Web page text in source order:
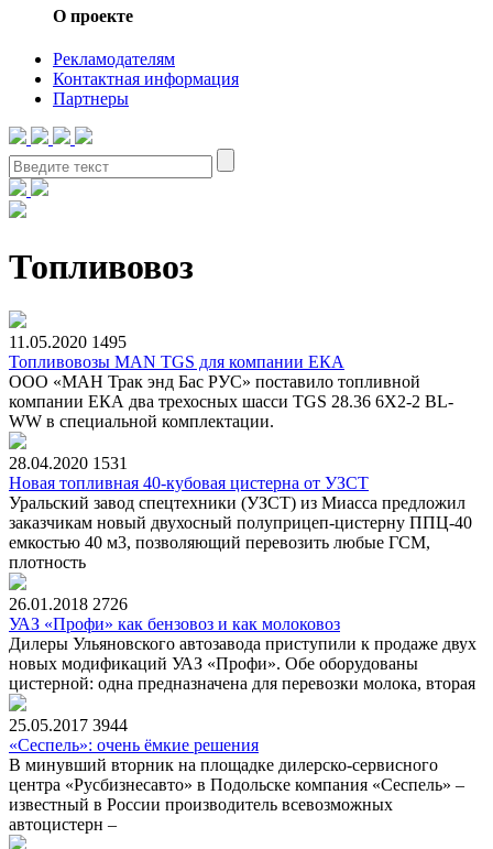
О проекте
Рекламодателям
Контактная информация
Партнеры
Топливовоз
11.05.2020 1495
Топливовозы MAN TGS для компании ЕКА
ООО «МАН Трак энд Бас РУС» поставило топливной
компании ЕКА два трехосных шасси TGS 28.36 6X2-2 BL-
WW в специальной комплектации.
28.04.2020 1531
Новая топливная 40-кубовая цистерна от УЗСТ
Уральский завод спецтехники (УЗСТ) из Миасса предложил
заказчикам новый двухосный полуприцеп-цистерну ППЦ-40
емкостью 40 м3, позволяющий перевозить любые ГСМ,
плотность
26.01.2018 2726
УАЗ «Профи» как бензовоз и как молоковоз
Дилеры Ульяновского автозавода приступили к продаже двух
новых модификаций УАЗ «Профи». Обе оборудованы
цистерной: одна предназначена для перевозки молока, вторая
25.05.2017 3944
«Сеспель»: очень ёмкие решения
В минувший вторник на площадке дилерско-сервисного
центра «Русбизнесавто» в Подольске компания «Сеспель» –
известный в России производитель всевозможных
автоцистерн –